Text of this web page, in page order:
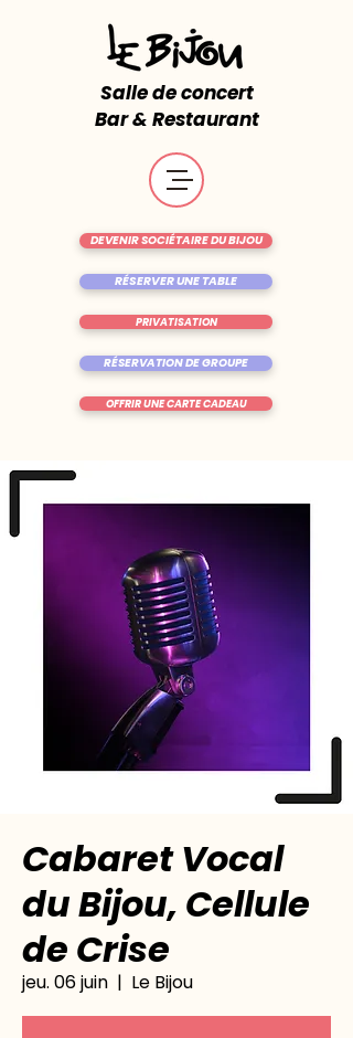
Salle de concert
Bar & Restaurant
RÉSERVER UNE TABLE
OFFRIR UNE CARTE CADEAU
DEVENIR SOCIÉTAIRE DU BIJOU
RÉSERVATION DE GROUPE
PRIVATISATION
Cabaret Vocal
du Bijou, Cellule
de Crise
jeu. 06 juin
  |
Le Bijou